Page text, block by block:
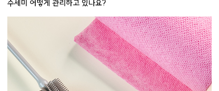
수세미 어떻게 관리하고 있나요?